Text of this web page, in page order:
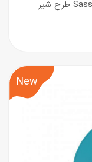
New